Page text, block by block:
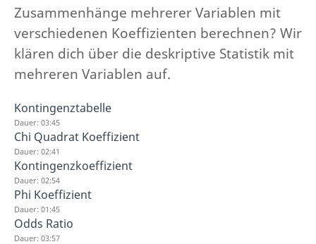
Zusammenhänge mehrerer Variablen mit
verschiedenen Koeffizienten berechnen? Wir
klären dich über die deskriptive Statistik mit
mehreren Variablen auf.
Kontingenztabelle
Dauer: 03:45
Chi Quadrat Koeffizient
Dauer: 02:41
Kontingenzkoeffizient
Dauer: 02:54
Phi Koeffizient
Dauer: 01:45
Odds Ratio
Dauer: 03:57